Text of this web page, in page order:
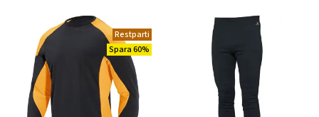
Restparti
Spara 60%